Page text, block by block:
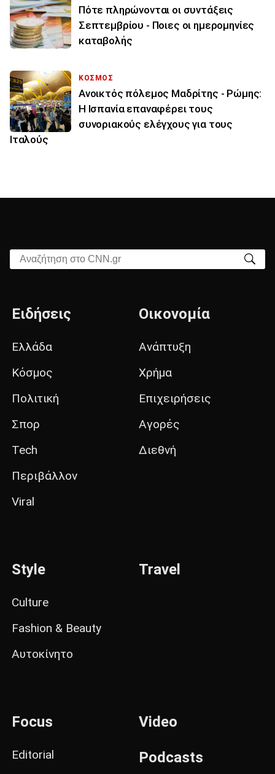
Πότε πληρώνονται οι συντάξεις
Σεπτεμβρίου - Ποιες οι ημερομηνίες
καταβολής
ΚΟΣΜΟΣ
Ανοικτός πόλεμος Μαδρίτης - Ρώμης:
Η Ισπανία επαναφέρει τους
συνοριακούς ελέγχους για τους
Ιταλούς
Αναζήτηση στο CNN.gr
Ειδήσεις
Ελλάδα
Κόσμος
Πολιτική
Σπορ
Tech
Περιβάλλον
Viral
Οικονομία
Ανάπτυξη
Χρήμα
Επιχειρήσεις
Αγορές
Διεθνή
Style
Culture
Fashion & Beauty
Αυτοκίνητο
Travel
Focus
Editorial
Video
Podcasts